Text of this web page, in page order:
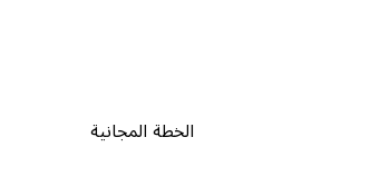
الخطة المجانية